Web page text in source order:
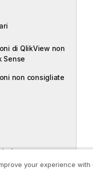
di QlikView non
Sense
non consigliate
your experience